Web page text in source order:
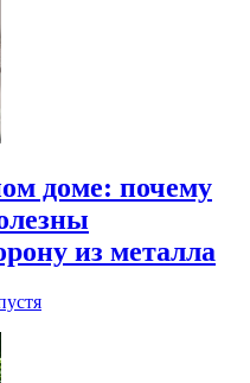
доме: почему
из металла